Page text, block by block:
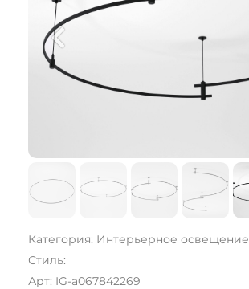
Категория: Интерьерное освещение
Стиль:
Арт: IG-a067842269